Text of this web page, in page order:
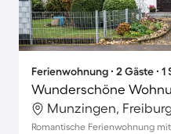
Ferienwohnung ∙ 2 Gäste ∙
Romantische Ferienwohnung